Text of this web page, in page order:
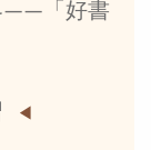
——「好書